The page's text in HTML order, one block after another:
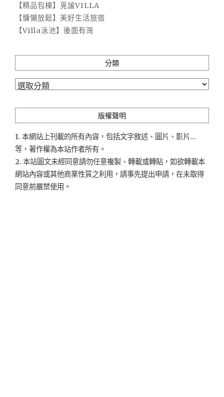
【精品包棟】覓謐VILLA
【慵懶放鬆】美好生活旅宿
【Villa泳池】後面有灣
分類
分
版權聲明
1. 本網站上刊載的所有內容，包括文字敘述、圖片、影片...
等，著作權為本站作者所有。
2. 本站圖文未經同意請勿任意複製、轉載或轉貼，如欲轉載本
網站內容或其他商業性質之利用，請事先提出申請，在未取得
同意前嚴禁使用。